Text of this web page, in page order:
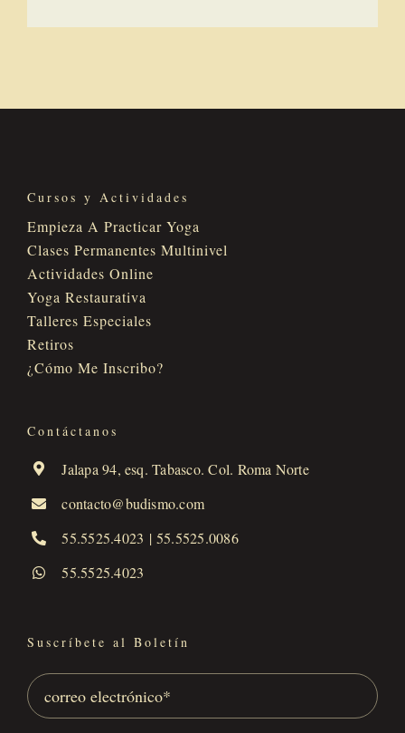
Cursos y Actividades
Empieza A Practicar Yoga
Clases Permanentes Multinivel
Actividades Online
Yoga Restaurativa
Talleres Especiales
Retiros
¿Cómo Me Inscribo?
Contáctanos
Jalapa 94, esq. Tabasco. Col. Roma Norte
contacto@budismo.com
55.5525.4023 | 55.5525.0086
55.5525.4023
Suscríbete al Boletín